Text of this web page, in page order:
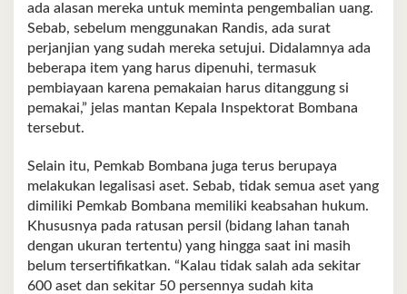
ada alasan mereka untuk meminta pengembalian uang.
Sebab, sebelum menggunakan Randis, ada surat
perjanjian yang sudah mereka setujui. Didalamnya ada
beberapa item yang harus dipenuhi, termasuk
pembiayaan karena pemakaian harus ditanggung si
pemakai,” jelas mantan Kepala Inspektorat Bombana
tersebut.
Selain itu, Pemkab Bombana juga terus berupaya
melakukan legalisasi aset. Sebab, tidak semua aset yang
dimiliki Pemkab Bombana memiliki keabsahan hukum.
Khususnya pada ratusan persil (bidang lahan tanah
dengan ukuran tertentu) yang hingga saat ini masih
belum tersertifikatkan. “Kalau tidak salah ada sekitar
600 aset dan sekitar 50 persennya sudah kita